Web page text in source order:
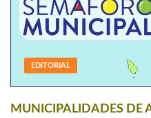
EDITORIAL
MUNICIPALIDADES DE